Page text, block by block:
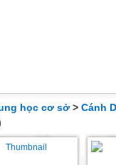
học cơ sở > Cánh